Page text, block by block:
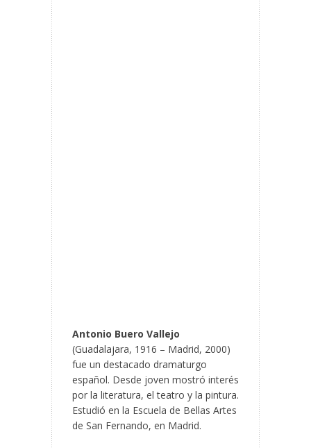
Antonio Buero Vallejo
(Guadalajara, 1916 – Madrid, 2000)
fue un destacado dramaturgo
español. Desde joven mostró interés
por la literatura, el teatro y la pintura.
Estudió en la Escuela de Bellas Artes
de San Fernando, en Madrid.